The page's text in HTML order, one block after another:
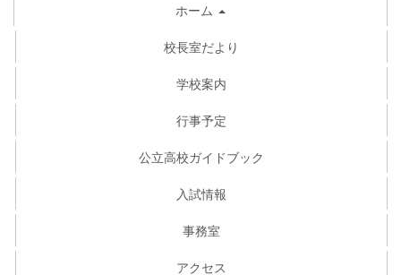
ホーム
校長室だより
学校案内
行事予定
公立高校ガイドブック
入試情報
事務室
アクセス